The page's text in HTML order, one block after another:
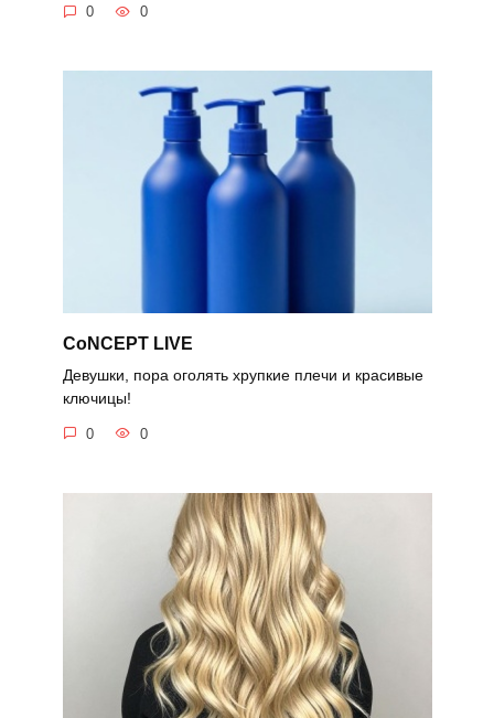
0 0
CoNCEPT LIVE
Девушки, пора оголять хрупкие плечи и красивые
ключицы!
0 0